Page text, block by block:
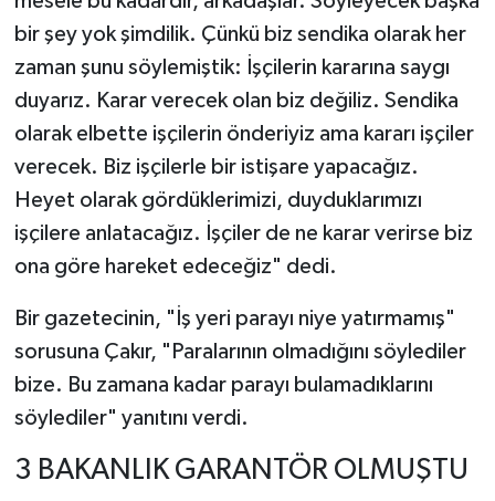
bir şey yok şimdilik. Çünkü biz sendika olarak her
zaman şunu söylemiştik: İşçilerin kararına saygı
duyarız. Karar verecek olan biz değiliz. Sendika
olarak elbette işçilerin önderiyiz ama kararı işçiler
verecek. Biz işçilerle bir istişare yapacağız.
Heyet olarak gördüklerimizi, duyduklarımızı
işçilere anlatacağız. İşçiler de ne karar verirse biz
ona göre hareket edeceğiz" dedi.
Bir gazetecinin, "İş yeri parayı niye yatırmamış"
sorusuna Çakır, "Paralarının olmadığını söylediler
bize. Bu zamana kadar parayı bulamadıklarını
söylediler" yanıtını verdi.
3 BAKANLIK GARANTÖR OLMUŞTU